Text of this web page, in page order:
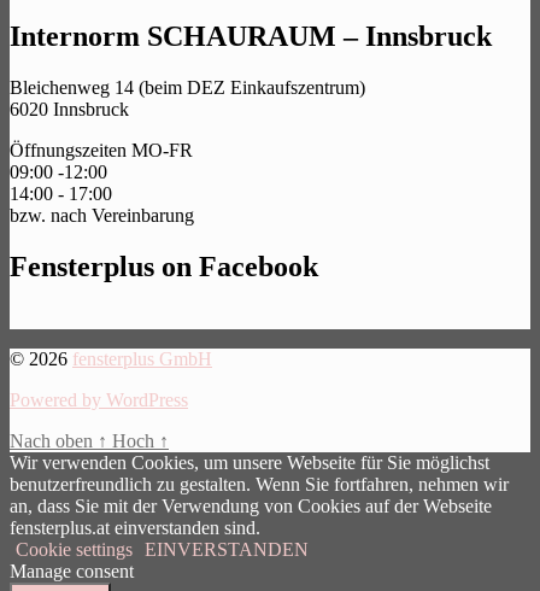
Internorm SCHAURAUM – Innsbruck
Bleichenweg 14 (beim DEZ Einkaufszentrum)
6020 Innsbruck
Öffnungszeiten MO-FR
09:00 -12:00
14:00 - 17:00
bzw. nach Vereinbarung
Fensterplus on Facebook
© 2026 fensterplus GmbH
Powered by WordPress
Nach oben ↑ Hoch ↑
Wir verwenden Cookies, um unsere Webseite für Sie möglichst
benutzerfreundlich zu gestalten. Wenn Sie fortfahren, nehmen wir
an, dass Sie mit der Verwendung von Cookies auf der Webseite
fensterplus.at einverstanden sind.
Cookie settings EINVERSTANDEN
Manage consent